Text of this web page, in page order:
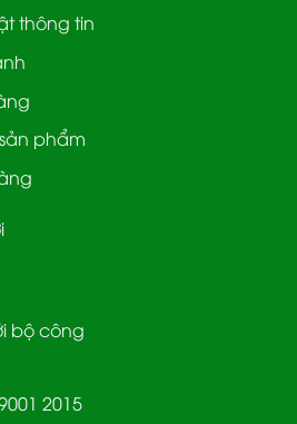
thông tin
phẩm